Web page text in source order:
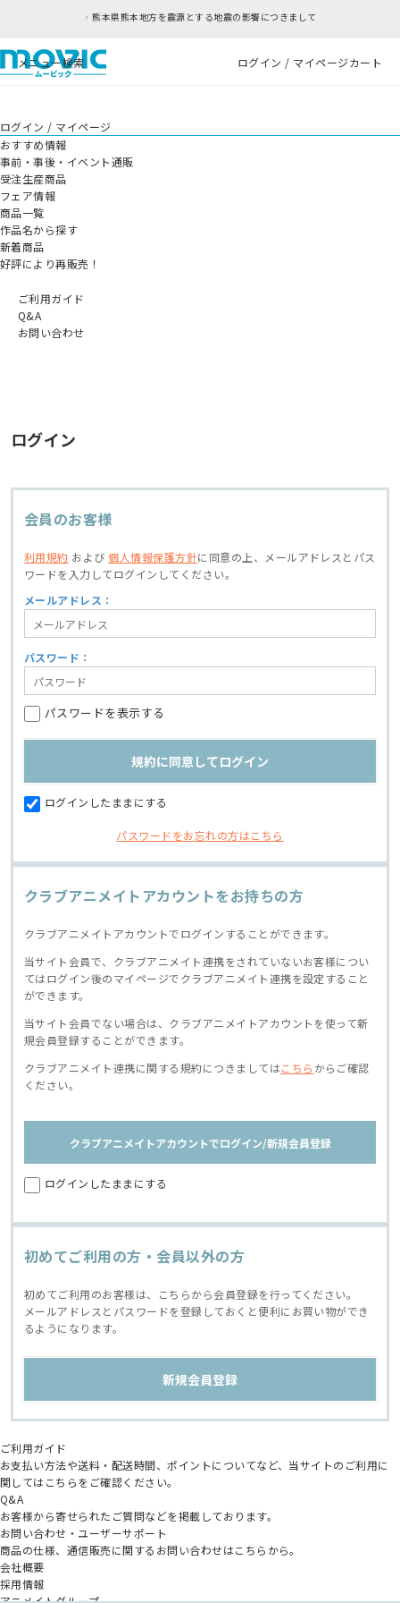
熊本県熊本地方を震源とする地震の影響につきまして
メニュー検索 ログイン / マイページカート
ログイン / マイページ
おすすめ情報
事前・事後・イベント通販
受注生産商品
フェア情報
商品一覧
作品名から探す
新着商品
好評により再販売！
ご利用ガイド
Q&A
お問い合わせ
ログイン
会員のお客様
利用規約 および個人情報保護方針に同意の上、
メールアドレスとパス
ワードを入力してログインしてください。
メールアドレス：
パスワード：
パスワードを表示する
ログインしたままにする
パスワードをお忘れの方はこちら
クラブアニメイトアカウントをお持ちの方
クラブアニメイトアカウントでログインすることができます。
当サイト会員で、クラブアニメイト連携をされていないお客様につい
てはログイン後のマイページでクラブアニメイト連携を設定すること
ができます。
当サイト会員でない場合は、クラブアニメイトアカウントを使って新
規会員登録することができます。
クラブアニメイト連携に関する規約につきましてはこちら からご確認
ください。
クラブアニメイトアカウントでログイン/新規会員登録
ログインしたままにする
初めてご利用の方・会員以外の方
初めてご利用のお客様は、こちらから会員登録を行ってください。
メールアドレスとパスワードを登録しておくと便利にお買い物ができ
るようになります。
ご利用ガイド
お支払い方法や送料・配送時間、ポイントについてなど、当サイトのご利用に
関してはこちらをご確認ください。
Q&A
お客様から寄せられたご質問などを掲載しております。
お問い合わせ・ユーザーサポート
商品の仕様、通信販売に関するお問い合わせはこちらから。
会社概要
採用情報